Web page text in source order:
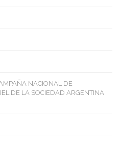
NACIONAL DE
DE LA SOCIEDAD ARGENTINA